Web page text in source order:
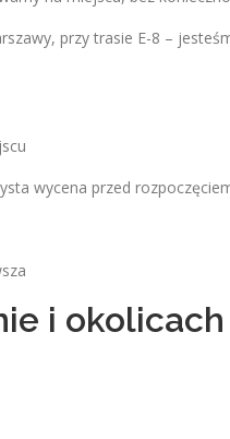
przy trasie E-8 –
wycena przed
i okolicach